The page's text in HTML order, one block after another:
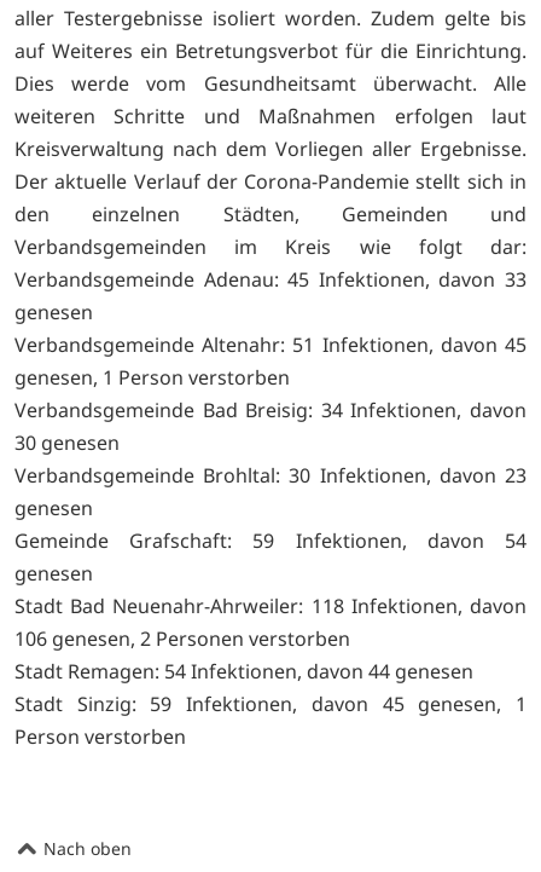
aller Testergebnisse isoliert worden. Zudem gelte bis
auf Weiteres ein Betretungsverbot für die Einrichtung.
Dies werde vom Gesundheitsamt überwacht. Alle
weiteren Schritte und Maßnahmen erfolgen laut
Kreisverwaltung nach dem Vorliegen aller Ergebnisse.
Der aktuelle Verlauf der Corona-Pandemie stellt sich in
den einzelnen Städten, Gemeinden und
Verbandsgemeinden im Kreis wie folgt dar:
Verbandsgemeinde Adenau: 45 Infektionen, davon 33
genesen
Verbandsgemeinde Altenahr: 51 Infektionen, davon 45
genesen, 1 Person verstorben
Verbandsgemeinde Bad Breisig: 34 Infektionen, davon
30 genesen
Verbandsgemeinde Brohltal: 30 Infektionen, davon 23
genesen
Gemeinde Grafschaft: 59 Infektionen, davon 54
genesen
Stadt Bad Neuenahr-Ahrweiler: 118 Infektionen, davon
106 genesen, 2 Personen verstorben
Stadt Remagen: 54 Infektionen, davon 44 genesen
Stadt Sinzig: 59 Infektionen, davon 45 genesen, 1
Person verstorben
Nach oben